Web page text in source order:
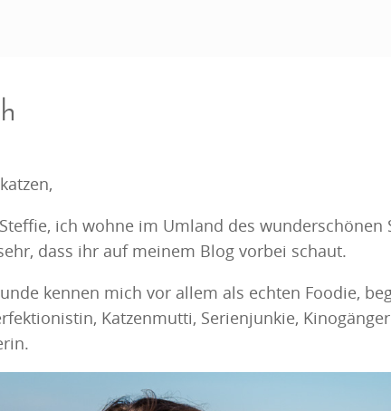
ich wohne im Umland des wunderschönen
dass ihr auf meinem Blog vorbei schaut.
kennen mich vor allem als echten Foodie,
Katzenmutti, Serienjunkie,